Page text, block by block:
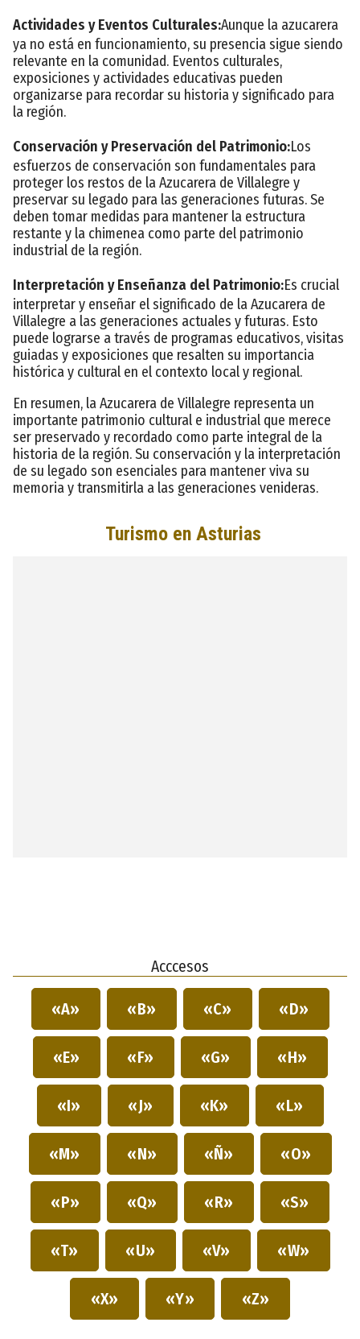
Actividades y Eventos Culturales:Aunque la azucarera
ya no está en funcionamiento, su presencia sigue siendo
relevante en la comunidad. Eventos culturales,
exposiciones y actividades educativas pueden
organizarse para recordar su historia y significado para
la región.
Conservación y Preservación del Patrimonio:Los
esfuerzos de conservación son fundamentales para
proteger los restos de la Azucarera de Villalegre y
preservar su legado para las generaciones futuras. Se
deben tomar medidas para mantener la estructura
restante y la chimenea como parte del patrimonio
industrial de la región.
Interpretación y Enseñanza del Patrimonio:Es crucial
interpretar y enseñar el significado de la Azucarera de
Villalegre a las generaciones actuales y futuras. Esto
puede lograrse a través de programas educativos, visitas
guiadas y exposiciones que resalten su importancia
histórica y cultural en el contexto local y regional.
En resumen, la Azucarera de Villalegre representa un
importante patrimonio cultural e industrial que merece
ser preservado y recordado como parte integral de la
historia de la región. Su conservación y la interpretación
de su legado son esenciales para mantener viva su
memoria y transmitirla a las generaciones venideras.
Acccesos
«A» «B» «C» «D»
«E» «F» «G» «H»
«I» «J» «K» «L»
«M» «N» «Ñ» «O»
«P» «Q» «R» «S»
«T» «U» «V» «W»
«X» «Y» «Z»